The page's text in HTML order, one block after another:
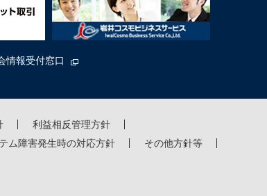
情報受付窓口
利益相反管理方針
ム障害発生時の対応方針
その他方針等